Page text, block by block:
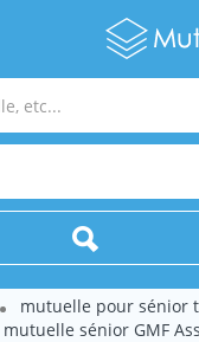
mutuelle pour sénior
sénior GMF